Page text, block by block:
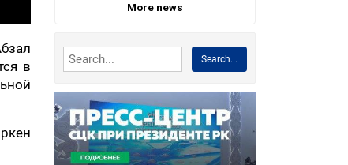
в
More news
Search...